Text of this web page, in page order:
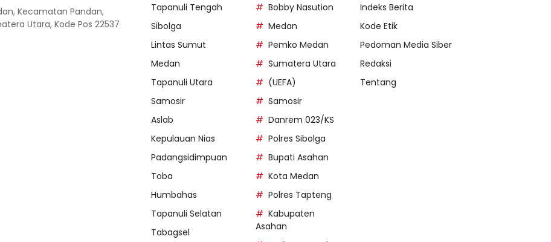
Kecamatan Pandan,
Utara, Kode Pos 22537
Tapanuli Tengah
Sibolga
Lintas Sumut
Medan
Tapanuli Utara
Samosir
Aslab
Kepulauan Nias
Padangsidimpuan
Toba
Humbahas
Tapanuli Selatan
Tabagsel
Bobby Nasution
Medan
Pemko Medan
Sumatera Utara
(UEFA)
Samosir
Danrem 023/KS
Polres Sibolga
Bupati Asahan
Kota Medan
Polres Tapteng
Kabupaten
Asahan
Indeks Berita
Kode Etik
Pedoman Media Siber
Redaksi
Tentang